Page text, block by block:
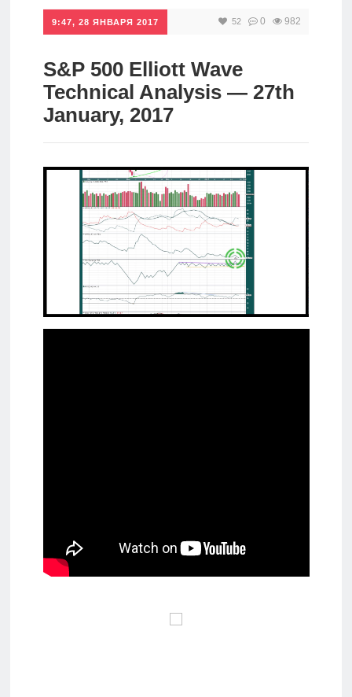
Инвестиции
Дивиденды
анализ
9:47, 28 ЯНВАРЯ 2017 52 0 982
S&P 500 Elliott Wave
Technical Analysis — 27th
January, 2017